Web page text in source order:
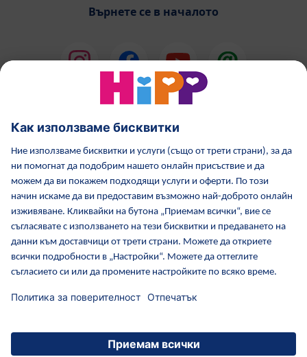
Върнете се в началото
Грижа за кожата от HiPP
HiPP по време бременност
Политика за поверителност
Общи условия
Отпечатване
Повече за HiPP Контакти